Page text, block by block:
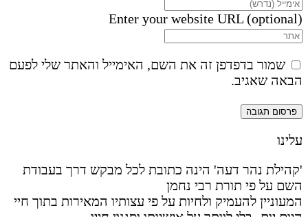
Enter your website URL (optional)
שמור בדפדפן זה את השם, האימייל והאתר שלי לפעם
הבאה שאגיב.
עלינו
'קהילת נהר דעה' הינה כתובת לכל מבקש דרך בעבודת
השם על פי תורת רבי נחמן
המעוניין להעמיק ולחיות על פי עצותיו המאירות בתוך חיי